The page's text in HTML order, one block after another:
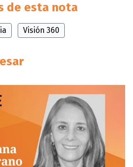
de esta nota
Visión 360